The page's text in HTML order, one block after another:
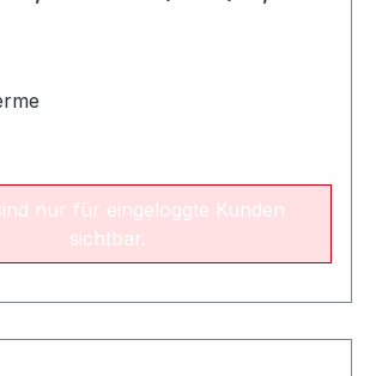
nur für eingeloggte Kunden
sichtbar.